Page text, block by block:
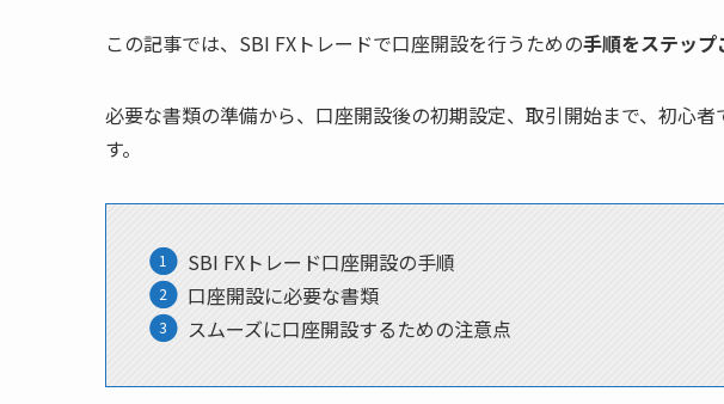
この記事では、SBI FXトレードで口座開設を行うための手順をステッ
必要な書類の準備から、口座開設後の初期設定、取引開始まで、初心
す。
SBI FXトレード口座開設の手順
口座開設に必要な書類
スムーズに口座開設するための注意点